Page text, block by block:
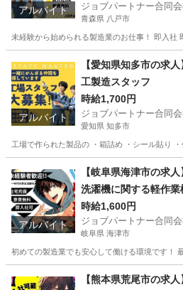
アルバイト ジョブパートナー合同
青森県 八戸市
未経験から始められる製造業のお仕事！ 即入
工場 個室
アルバイト
【愛知県知多市の求
工製造スタッフ
時給1,700円
ジョブパートナー合同
愛知県 知多市
工場で作られた製品の ・箱詰め ・シール貼り
工場 個室
アルバイト
【岐阜県海津市の求
洗濯機に関する軽作業
時給1,600円
ジョブパートナー合同
岐阜県 海津市
初めての製造業でも安心して働ける環境です！
工場 スタッフ
【熊本県荒尾市の求